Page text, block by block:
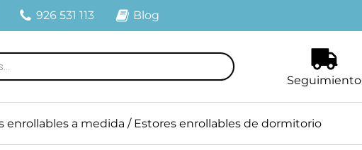
926 531 113 Blog
Seguimiento
enrollables a medida / Estores enrollables de dormitorio